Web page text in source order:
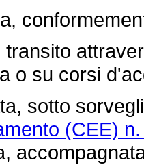
o su corsi
sotto
(CEE)